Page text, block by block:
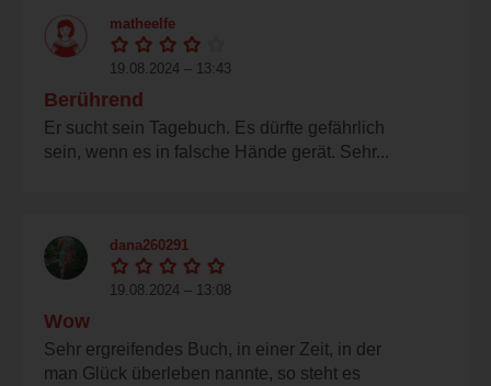
matheelfe
19.08.2024 – 13:43
Berührend
Er sucht sein Tagebuch. Es dürfte gefährlich
sein, wenn es in falsche Hände gerät. Sehr...
dana260291
19.08.2024 – 13:08
Wow
Sehr ergreifendes Buch, in einer Zeit, in der
man Glück überleben nannte, so steht es